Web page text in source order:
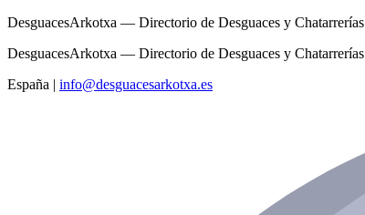
DesguacesArkotxa — Directorio de Desguaces y Chatarrerías
DesguacesArkotxa — Directorio de Desguaces y Chatarrerías
España | info@desguacesarkotxa.es